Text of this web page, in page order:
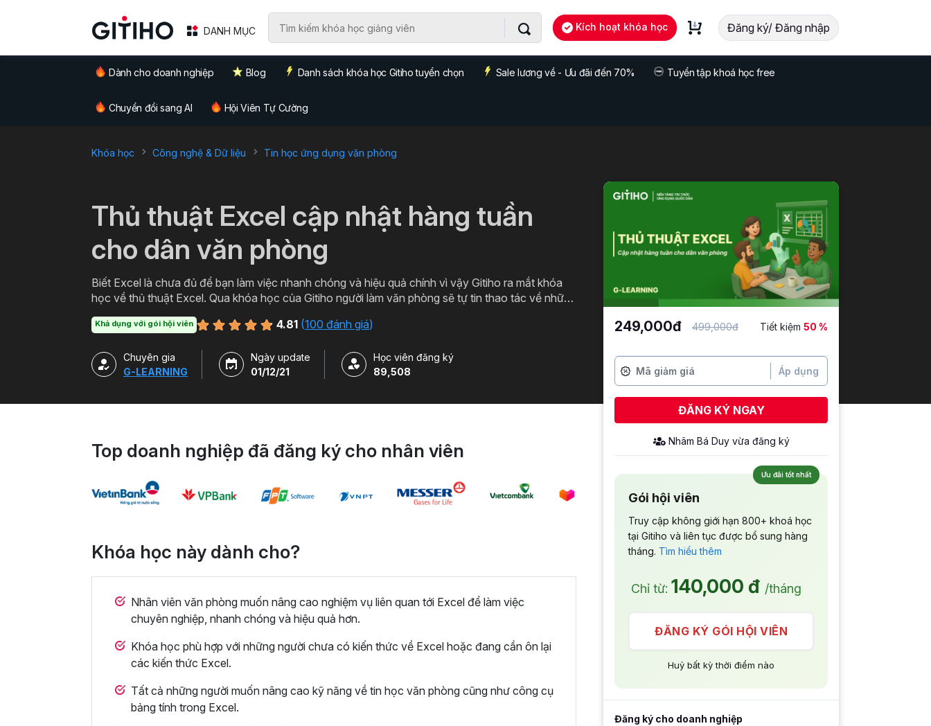
DANH MỤC Kích hoạt khóa học Đăng ký/ Đăng nhập
Dành cho doanh nghiệp Blog Danh sách khóa học Gitiho tuyển chọn Sale lương về - Ưu đãi đến 70% Tuyển tập khoá học free
Chuyển đổi sang AI Hội Viên Tự Cường
Khóa học Công nghệ & Dữ liệu Tin học ứng dụng văn phòng
Thủ thuật Excel cập nhật hàng tuần
cho dân văn phòng
Biết Excel là chưa đủ để bạn làm việc nhanh chóng và hiệu quả chính vì vậy Gitiho ra mắt khóa
học về thủ thuật Excel. Qua khóa học của Gitiho người làm văn phòng sẽ tự tin thao tác về những
Khả dụng với gói hội viên 4.81 (100 đánh giá)
Chuyên gia
G-LEARNING
Ngày update
01/12/21
Học viên đăng ký
89,508
Top doanh nghiệp đã đăng ký cho nhân viên
Khóa học này dành cho?
Nhân viên văn phòng muốn nâng cao nghiệm vụ liên quan tới Excel để làm việc
chuyên nghiệp, nhanh chóng và hiệu quả hơn.
Khóa học phù hợp với những người chưa có kiến thức về Excel hoặc đang cần ôn lại
các kiến thức Excel.
Tất cả những người muốn nâng cao kỹ năng về tin học văn phòng cũng như công cụ
bảng tính trong Excel.
249,000đ 499,000đ Tiết kiệm 50 %
Áp dụng
ĐĂNG KÝ NGAY
Ưu đãi tốt nhất
Gói hội viên
Truy cập không giới hạn 800+ khoá học
tại Gitiho và liên tục được bổ sung hàng
tháng. Tìm hiểu thêm
Chỉ từ: 140,000 đ /tháng
ĐĂNG KÝ GÓI HỘI VIÊN
Huỷ bất kỳ thời điểm nào
Đăng ký cho doanh nghiệp